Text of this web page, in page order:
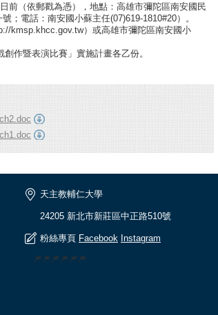
前（依郵戳為憑），地點：高雄市彌陀區南安國民
；電話：南安國小蘇主任(07)619-1810#20）。
kmsp.khcc.gov.tw）或高雄市彌陀區南安國小
作暨表演比賽」實施計畫各乙份。
天主教輔仁大學
24205 新北市新莊區中正路510號
粉絲專頁 Facebook Instagram
🎆🎆🎆🎆🎆🎆